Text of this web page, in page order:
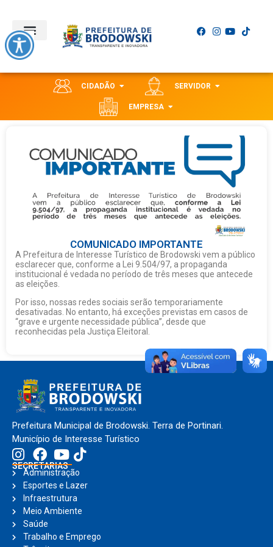
CIDADÃO SERVIDOR
EMPRESA
COMUNICADO IMPORTANTE
A Prefeitura de Interesse Turístico de Brodowski vem a público
esclarecer que, conforme a Lei 9.504/97, a propaganda
institucional é vedada no período de três meses que antecede
as eleições.
Por isso, nossas redes sociais serão temporariamente
desativadas. No entanto, há exceções previstas em casos de
“grave e urgente necessidade pública”, desde que
reconhecidas pela Justiça Eleitoral.
Prefeitura Municipal de Brodowski. Terra de Portinari.
Município de Interesse Turístico
SECRETARIAS
Administração
Esportes e Lazer
Infraestrutura
Meio Ambiente
Saúde
Trabalho e Emprego